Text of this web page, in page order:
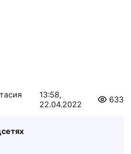
13:58,
22.04.2022
633